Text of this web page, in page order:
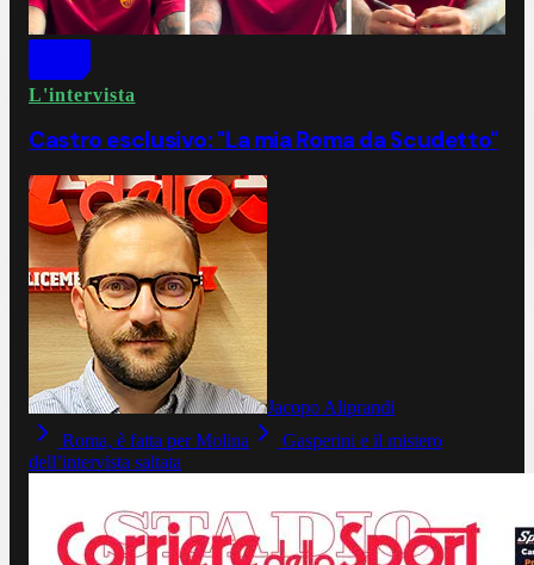
L'intervista
Castro esclusivo: "La mia Roma da Scudetto"
Jacopo Aliprandi
Roma, è fatta per Molina
Gasperini e il mistero
dell’intervista saltata